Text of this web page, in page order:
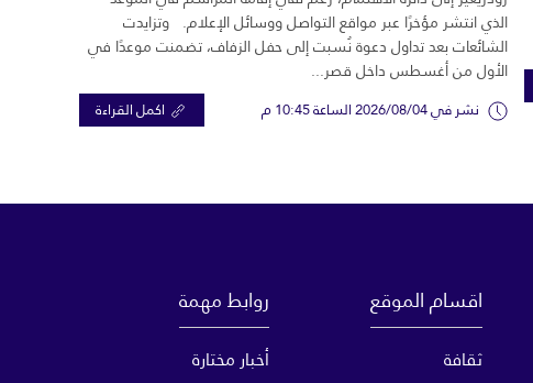
الذي انتشر مؤخرًا عبر مواقع التواصل ووسائل الإعلام. وتزايدت
الشائعات بعد تداول دعوة نُسبت إلى حفل الزفاف، تضمنت موعدًا في
الأول من أغسطس داخل قصر...
نشر في 2026/08/04 الساعة 10:45 م اكمل القراءة
اقسام الموقع
ثقافة
روابط مهمة
أخبار مختارة